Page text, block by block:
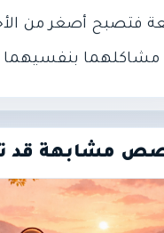
فتصبح أصغر من
مشاكلهما بنفسيهما
مشابهة قد